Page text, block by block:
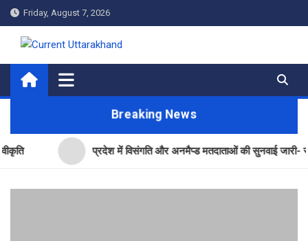
Skip
to
content
Friday, August 7, 2026
Current Uttarakhand
Breaking News
प्रदेश में विसंगति और अनमैप्ड मतदाताओं की सुनवाई जारी- सीईओ